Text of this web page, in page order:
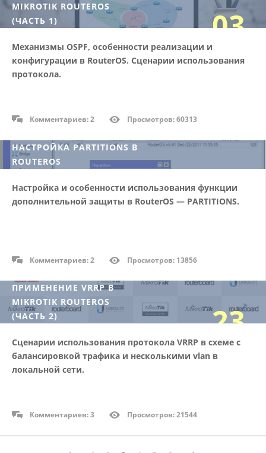
MIKROTIK ROUTEROS
(ЧАСТЬ 1)
03
Механизмы OSPF, особенности реализации и
конфигурации в RouterOS. Сценарии использования
протокола.
Комментариев: 2 Просмотров: 60313
НАСТРОЙКА PARTITIONS В
ROUTEROS
12
02/18
Настройка и особенности использования функции
дополнительной защиты в RouterOS — PARTITIONS.
Комментариев: 2 Просмотров: 13856
ПРИМЕНЕНИЕ VRRP В
MIKROTIK ROUTEROS
(ЧАСТЬ 2)
23
01/18
Сценарии использования протокола VRRP в схеме с
балансировкой трафика и несколькими vlan в
локальной сети.
Комментариев: 3 Просмотров: 21544